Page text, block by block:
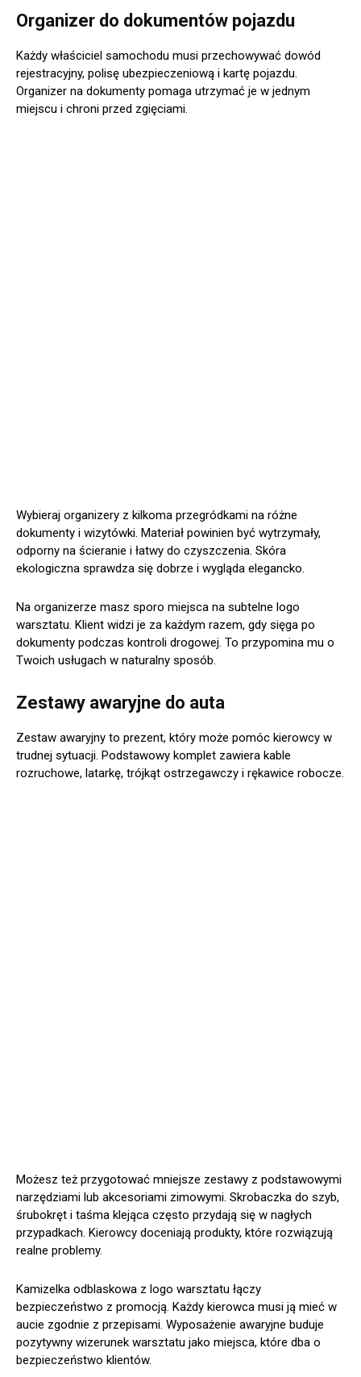
Organizer do dokumentów pojazdu
Każdy właściciel samochodu musi przechowywać dowód
rejestracyjny, polisę ubezpieczeniową i kartę pojazdu.
Organizer na dokumenty pomaga utrzymać je w jednym
miejscu i chroni przed zgięciami.
Wybieraj organizery z kilkoma przegródkami na różne
dokumenty i wizytówki. Materiał powinien być wytrzymały,
odporny na ścieranie i łatwy do czyszczenia. Skóra
ekologiczna sprawdza się dobrze i wygląda elegancko.
Na organizerze masz sporo miejsca na subtelne logo
warsztatu. Klient widzi je za każdym razem, gdy sięga po
dokumenty podczas kontroli drogowej. To przypomina mu o
Twoich usługach w naturalny sposób.
Zestawy awaryjne do auta
Zestaw awaryjny to prezent, który może pomóc kierowcy w
trudnej sytuacji. Podstawowy komplet zawiera kable
rozruchowe, latarkę, trójkąt ostrzegawczy i rękawice robocze.
Możesz też przygotować mniejsze zestawy z podstawowymi
narzędziami lub akcesoriami zimowymi. Skrobaczka do szyb,
śrubokręt i taśma klejąca często przydają się w nagłych
przypadkach. Kierowcy doceniają produkty, które rozwiązują
realne problemy.
Kamizelka odblaskowa z logo warsztatu łączy
bezpieczeństwo z promocją. Każdy kierowca musi ją mieć w
aucie zgodnie z przepisami. Wyposażenie awaryjne buduje
pozytywny wizerunek warsztatu jako miejsca, które dba o
bezpieczeństwo klientów.